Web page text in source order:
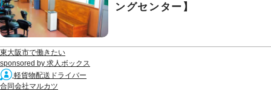
ングセンター】
東大阪市で働きたい
sponsored by 求人ボックス
軽貨物配送ドライバー
合同会社マルカツ